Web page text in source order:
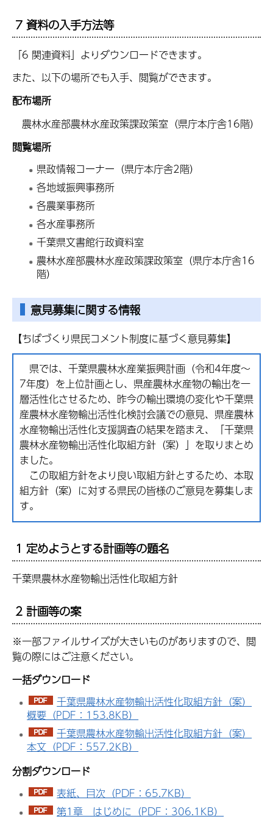
7 資料の入手方法等
「6 関連資料」よりダウンロードできます。
また、以下の場所でも入手、閲覧ができます。
配布場所
農林水産部農林水産政策課政策室（県庁本庁舎16階）
閲覧場所
県政情報コーナー（県庁本庁舎2階）
各地域振興事務所
各農業事務所
各水産事務所
千葉県文書館行政資料室
農林水産部農林水産政策課政策室（県庁本庁舎16
階）
意見募集に関する情報
【ちばづくり県民コメント制度に基づく意見募集】
県では、千葉県農林水産業振興計画（令和4年度～
7年度）を上位計画とし、県産農林水産物の輸出を一
層活性化させるため、昨今の輸出環境の変化や千葉県
産農林水産物輸出活性化検討会議での意見、県産農林
水産物輸出活性化支援調査の結果を踏まえ、「千葉県
農林水産物輸出活性化取組方針（案）」を取りまとめ
ました。
この取組方針をより良い取組方針とするため、本取
組方針（案）に対する県民の皆様のご意見を募集しま
す。
1 定めようとする計画等の題名
千葉県農林水産物輸出活性化取組方針
2 計画等の案
※一部ファイルサイズが大きいものがありますので、閲
覧の際にはご注意ください。
一括ダウンロード
千葉県農林水産物輸出活性化取組方針（案）
概要（PDF：153.8KB）
千葉県農林水産物輸出活性化取組方針（案）
本文（PDF：557.2KB）
分割ダウンロード
表紙、目次（PDF：65.7KB）
第1章 はじめに（PDF：306.1KB）